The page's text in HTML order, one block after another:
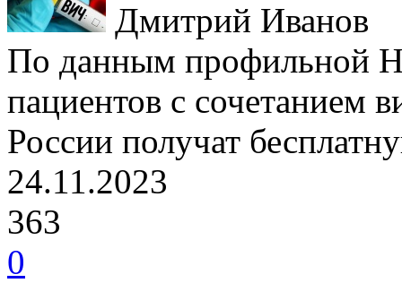
Дмитрий Иванов
По данным профильной
пациентов с сочетанием
России получат
24.11.2023
363
0